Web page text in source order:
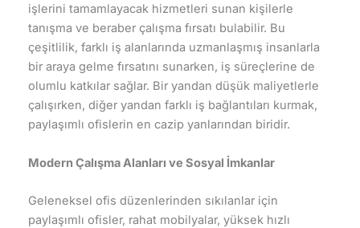
işlerini tamamlayacak hizmetleri sunan kişilerle
tanışma ve beraber çalışma fırsatı bulabilir. Bu
çeşitlilik, farklı iş alanlarında uzmanlaşmış insanlarla
bir araya gelme fırsatını sunarken, iş süreçlerine de
olumlu katkılar sağlar. Bir yandan düşük maliyetlerle
çalışırken, diğer yandan farklı iş bağlantıları kurmak,
paylaşımlı ofislerin en cazip yanlarından biridir.
Modern Çalışma Alanları ve Sosyal İmkanlar
Geleneksel ofis düzenlerinden sıkılanlar için
paylaşımlı ofisler, rahat mobilyalar, yüksek hızlı